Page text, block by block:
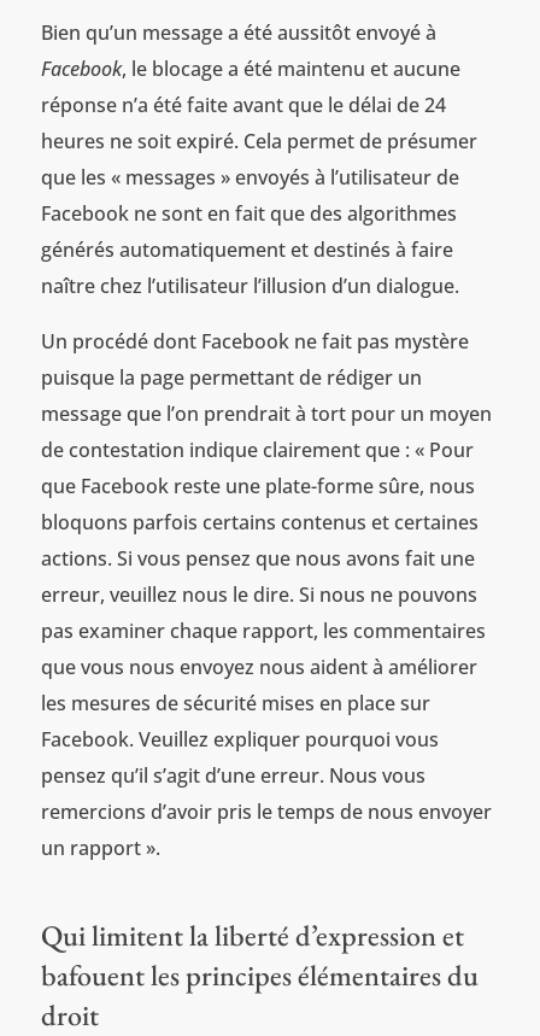
Bien qu’un message a été aussitôt envoyé à
Facebook, le blocage a été maintenu et aucune
réponse n’a été faite avant que le délai de 24
heures ne soit expiré. Cela permet de présumer
que les « messages » envoyés à l’utilisateur de
Facebook ne sont en fait que des algorithmes
générés automatiquement et destinés à faire
naître chez l’utilisateur l’illusion d’un dialogue.
Un procédé dont Facebook ne fait pas mystère
puisque la page permettant de rédiger un
message que l’on prendrait à tort pour un moyen
de contestation indique clairement que : « Pour
que Facebook reste une plate-forme sûre, nous
bloquons parfois certains contenus et certaines
actions. Si vous pensez que nous avons fait une
erreur, veuillez nous le dire. Si nous ne pouvons
pas examiner chaque rapport, les commentaires
que vous nous envoyez nous aident à améliorer
les mesures de sécurité mises en place sur
Facebook. Veuillez expliquer pourquoi vous
pensez qu’il s’agit d’une erreur. Nous vous
remercions d’avoir pris le temps de nous envoyer
un rapport ».
Qui limitent la liberté d’expression et
bafouent les principes élémentaires du
droit